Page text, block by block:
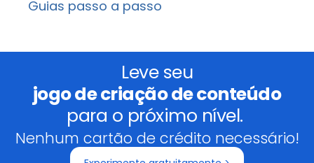
Guias passo a passo
Leve seu
jogo de criação de conteúdo
para o próximo nível.
Nenhum cartão de crédito necessário!